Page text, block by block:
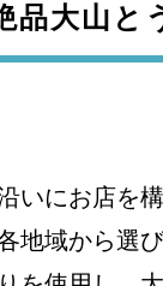
品大山と
いにお店を
地域から選